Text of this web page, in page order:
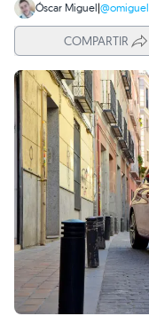
Óscar Miguel|@omiguel
COMPARTIR